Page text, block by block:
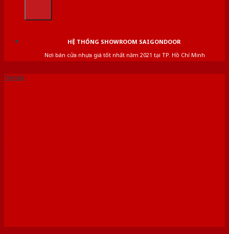
HỆ THỐNG SHOWROOM SAIGONDOOR
Nơi bán cửa nhựa giá tốt nhất năm 2021 tại TP. Hồ Chí Minh
Tin tức